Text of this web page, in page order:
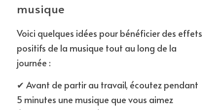
musique
Voici quelques idées pour bénéficier des effets
positifs de la musique tout au long de la
journée :
✔ Avant de partir au travail, écoutez pendant
5 minutes une musique que vous aimez